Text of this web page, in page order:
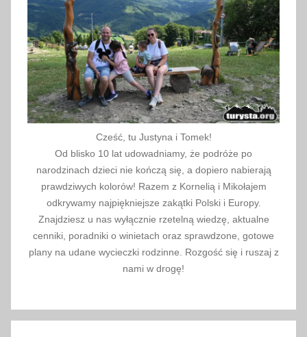
3
Cześć, tu Justyna i Tomek!
Od blisko 10 lat udowadniamy, że podróże po
narodzinach dzieci nie kończą się, a dopiero nabierają
prawdziwych kolorów! Razem z Kornelią i Mikołajem
odkrywamy najpiękniejsze zakątki Polski i Europy.
Znajdziesz u nas wyłącznie rzetelną wiedzę, aktualne
cenniki, poradniki o winietach oraz sprawdzone, gotowe
plany na udane wycieczki rodzinne. Rozgość się i ruszaj z
nami w drogę!